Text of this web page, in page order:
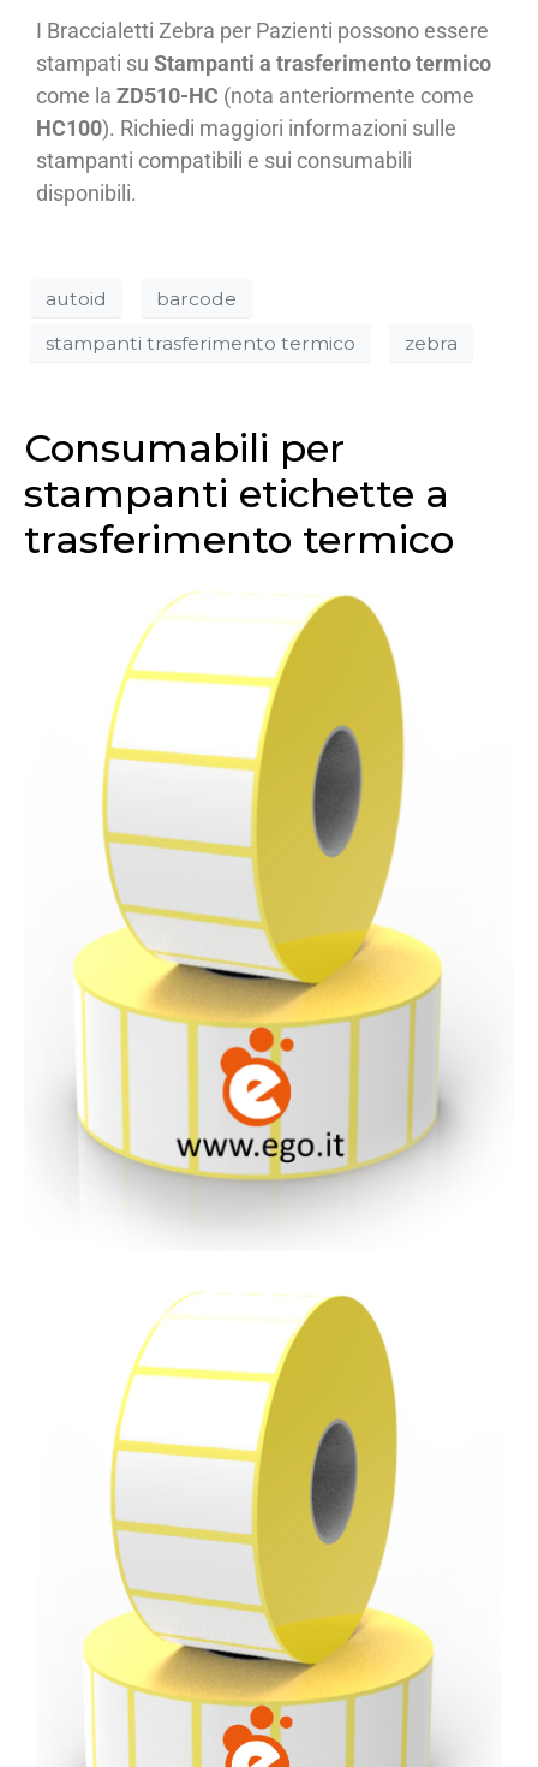
I Braccialetti Zebra per Pazienti possono essere
stampati su Stampanti a trasferimento termico
come la ZD510-HC (nota anteriormente come
HC100). Richiedi maggiori informazioni sulle
stampanti compatibili e sui consumabili
disponibili.
autoid
barcode
stampanti trasferimento termico
zebra
Consumabili per
stampanti etichette a
trasferimento termico